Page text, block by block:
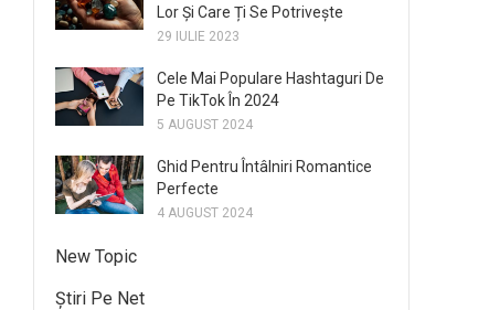
Lor Și Care Ți Se Potrivește
29 IULIE 2023
Cele Mai Populare Hashtaguri De
Pe TikTok În 2024
5 AUGUST 2024
Ghid Pentru Întâlniri Romantice
Perfecte
4 AUGUST 2024
New Topic
Știri Pe Net